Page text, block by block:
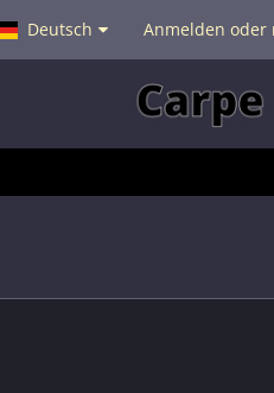
Hilfe
Deutsch Anmelden oder